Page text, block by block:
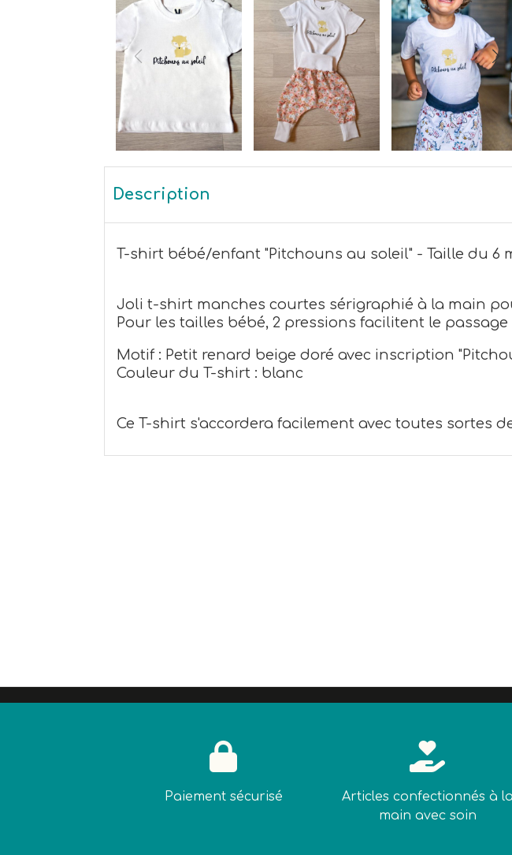
Description
T-shirt bébé/enfant "Pitchouns au soleil" - Taille du 6
Joli t-shirt manches courtes sérigraphié à la main
Pour les tailles bébé, 2 pressions facilitent le passage
Motif : Petit renard beige doré avec inscription
Couleur du T-shirt : blanc
Ce T-shirt s'accordera facilement avec toutes sortes

Paiement sécurisé

Articles confectionnés à la
main avec soin